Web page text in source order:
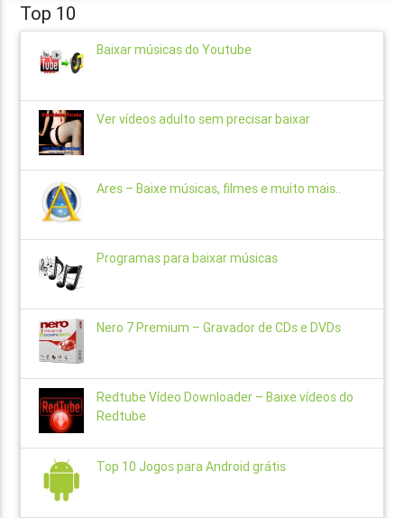
Top 10
Baixar músicas do Youtube
Ver vídeos adulto sem precisar baixar
Ares – Baixe músicas, filmes e muito mais..
Programas para baixar músicas
Nero 7 Premium – Gravador de CDs e DVDs
Redtube Vídeo Downloader – Baixe vídeos do
Redtube
Top 10 Jogos para Android grátis